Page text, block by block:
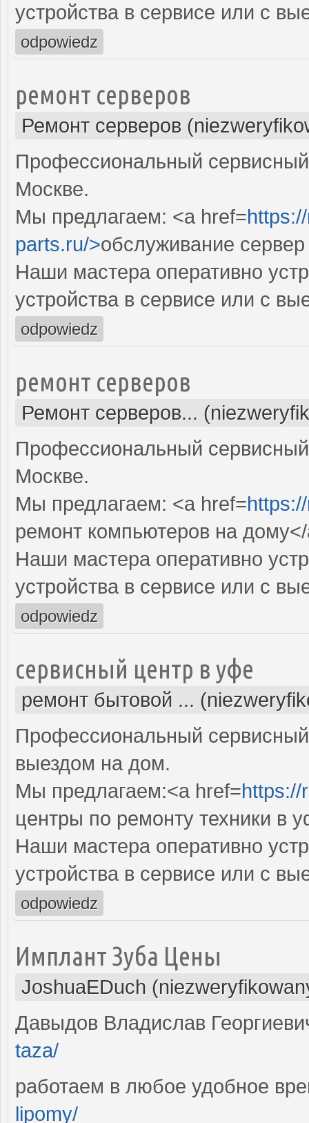
устройства в сервисе или с
odpowiedz
ремонт серверов
Ремонт серверов
Профессиональный
Москве.
Мы предлагаем: <a href=
parts.ru/>обслуживание
Наши мастера оперативно
устройства в сервисе или с
odpowiedz
ремонт серверов
Ремонт серверов...
Профессиональный
Москве.
Мы предлагаем: <a href=
ремонт компьютеров на
Наши мастера оперативно
устройства в сервисе или с
odpowiedz
сервисный центр в уфе
ремонт бытовой ...
Профессиональный
выездом на дом.
Мы предлагаем:<a href=https://
центры по ремонту техники в
Наши мастера оперативно
устройства в сервисе или с
odpowiedz
Имплант Зуба Цены
JoshuaEDuch
Давыдов Владислав
taza/
работаем в любое удобное
lipomy/